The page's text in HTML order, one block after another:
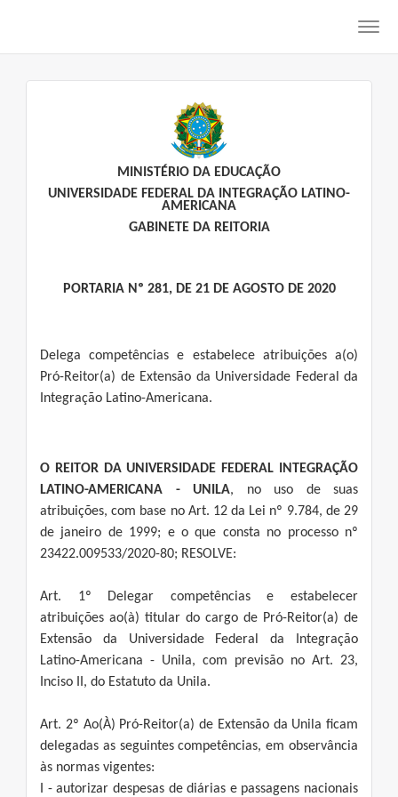
MINISTÉRIO DA EDUCAÇÃO
UNIVERSIDADE FEDERAL DA INTEGRAÇÃO LATINO-
AMERICANA
GABINETE DA REITORIA
PORTARIA Nº 281, DE 21 DE AGOSTO DE 2020
Delega competências e estabelece atribuições a(o)
Pró-Reitor(a) de Extensão da Universidade Federal da
Integração Latino-Americana.
O REITOR DA UNIVERSIDADE FEDERAL INTEGRAÇÃO
LATINO-AMERICANA - UNILA, no uso de suas
atribuições, com base no Art. 12 da Lei nº 9.784, de 29
de janeiro de 1999; e o que consta no processo nº
23422.009533/2020-80; RESOLVE:
Art. 1º Delegar competências e estabelecer
atribuições ao(à) titular do cargo de Pró-Reitor(a) de
Extensão da Universidade Federal da Integração
Latino-Americana - Unila, com previsão no Art. 23,
Inciso II, do Estatuto da Unila.
Art. 2º Ao(À) Pró-Reitor(a) de Extensão da Unila ficam
delegadas as seguintes competências, em observância
às normas vigentes:
I - autorizar despesas de diárias e passagens nacionais